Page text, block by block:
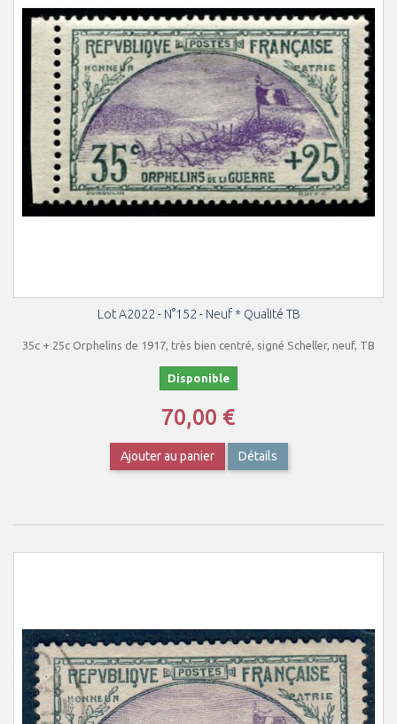
Lot A2022 - N°152 - Neuf * Qualité TB
35c + 25c Orphelins de 1917, très bien centré, signé Scheller, neuf, TB
Disponible
70,00 €
Ajouter au panier Détails